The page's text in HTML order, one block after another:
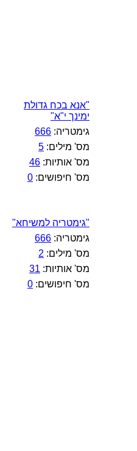
"אנא בכח גדולת
ימינך י"א"
גימטריה: 666
מס' מילים: 5
מס' אותיות: 46
מס' חיפושים: 0
"גימטריה למשיחא"
גימטריה: 666
מס' מילים: 2
מס' אותיות: 31
מס' חיפושים: 0